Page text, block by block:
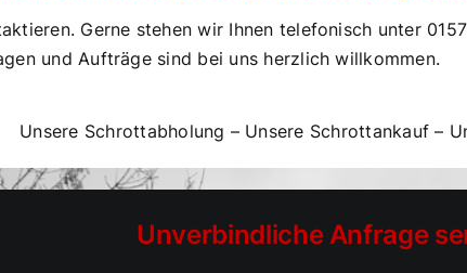
Gerne stehen wir Ihnen telefonisch unter
und Aufträge sind bei uns herzlich willkommen.
Unsere Schrottabholung – Unsere Schrottankauf –
Unverbindliche Anfrage